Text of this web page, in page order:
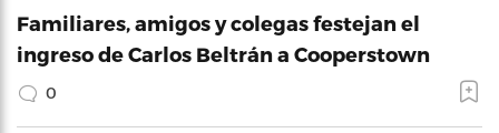
Familiares, amigos y colegas festejan el
ingreso de Carlos Beltrán a Cooperstown
0